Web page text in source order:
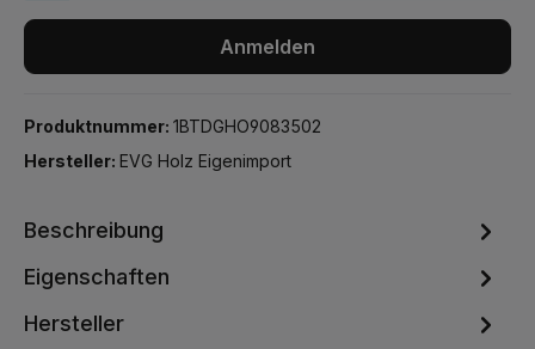
Anmelden
Produktnummer: 1BTDGHO9083502
Hersteller: EVG Holz Eigenimport
Beschreibung
Eigenschaften
Hersteller